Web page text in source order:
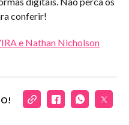
conferir!
e Nathan Nicholson